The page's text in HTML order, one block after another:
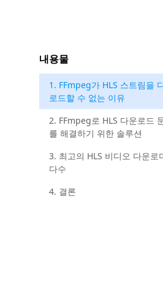
내용물
1. FFmpeg가 HLS 스트림을
로드할 수 없는 이유
2. FFmpeg로 HLS 다운로드
를 해결하기 위한 솔루션
3. 최고의 HLS 비디오 다운로
다수
4. 결론